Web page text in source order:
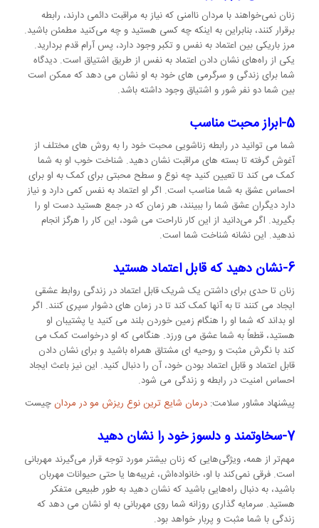
زنان نمی‌خواهند با مردان ناامنی که نیاز به مراقبت دائمی دارند، رابطه
برقرار کنند، بنابراین به اینکه چه کسی هستید و چه می‌کنید مطمئن باشید.
مرز باریکی بین اعتماد به نفس و تکبر وجود دارد، پس آرام قدم بردارید.
یکی از راه‌های نشان دادن اعتماد به نفس از طریق اشتیاق است. دیدگاه
شما برای زندگی و سرگرمی های خود به او نشان می دهد که ممکن است
بین شما دو نفر شور و اشتیاق وجود داشته باشد.
5-ابراز محبت مناسب
شما می توانید در رابطه زناشویی محبت خود را به روش های مختلف از
آغوش گرفته تا بسته های مراقبت نشان دهید. شناخت خوب او به شما
کمک می کند تا تعیین کنید چه نوع و سطح محبتی برای کمک به او برای
احساس عشق به شما مناسب است. اگر او اعتماد به نفس کمی دارد و نیاز
دارد دیگران عشق شما را ببینند، هر زمان که در جمع هستید دست او را
بگیرید. اگر می‌دانید از این کار ناراحت می شود، این کار را هرگز انجام
ندهید. این نشانه شناخت شما است.
6-نشان دهید که قابل اعتماد هستید
زنان تا حدی برای داشتن یک شریک قابل اعتماد در زندگی روابط عشقی
ایجاد می کنند تا به آنها کمک کند تا در زمان های دشوار سپری کنند. اگر
او بداند که شما او را هنگام زمین خوردن بلند می کنید یا پشتیبان او
هستید، قطعاً به شما عشق می ورزد. هنگامی که او درخواست کمک می
کند با نگرش مثبت و روحیه ای مشتاق همراه باشید و برای نشان دادن
قابل اعتماد و قابل اعتماد بودن خود، آن را دنبال کنید. این نیز باعث ایجاد
احساس امنیت در رابطه و زندگی می شود.
پیشنهاد مشاور سلامت: درمان شایع ترین نوع ریزش مو در مردانچیست
7-سخاوتمند و دلسوز خود را نشان دهید
مهم‌تر از همه، ویژگی‌هایی که زنان بیشتر مورد توجه قرار می‌گیرند مهربانی
است. فرقی نمی‌کند با او، خانواده‌اش، غریبه‌ها یا حتی حیوانات مهربان
باشید، به دنبال راه‌هایی باشید که نشان دهید به طور طبیعی متفکر
هستید. سرمایه گذاری روزانه شما روی مهربانی به او نشان می دهد که
زندگی با شما مثبت و پربار خواهد بود.